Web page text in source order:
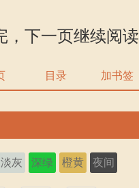
下一页继续阅读
目录 加书签
淡灰 深绿 橙黄 夜间